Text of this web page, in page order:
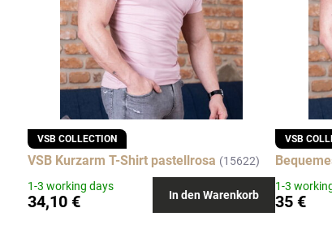
VSB COLLECTION
VSB Kurzarm T-Shirt pastellrosa (15622)
1-3 working days
34,10 € In den Warenkorb
VSB
1-3
35 €